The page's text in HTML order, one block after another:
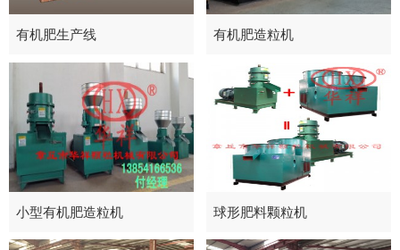
有机肥生产线 有机肥造粒机
小型有机肥造粒机 球形肥料颗粒机